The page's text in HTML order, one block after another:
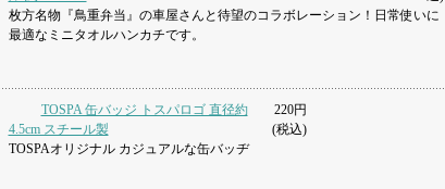
枚方名物『鳥重弁当』の車屋さんと待望のコラボレーション！日常使いに
最適なミニタオルハンカチです。
TOSPA 缶バッジ トスパロゴ 直径約
4.5cm スチール製
220円
(税込)
TOSPAオリジナル カジュアルな缶バッヂ